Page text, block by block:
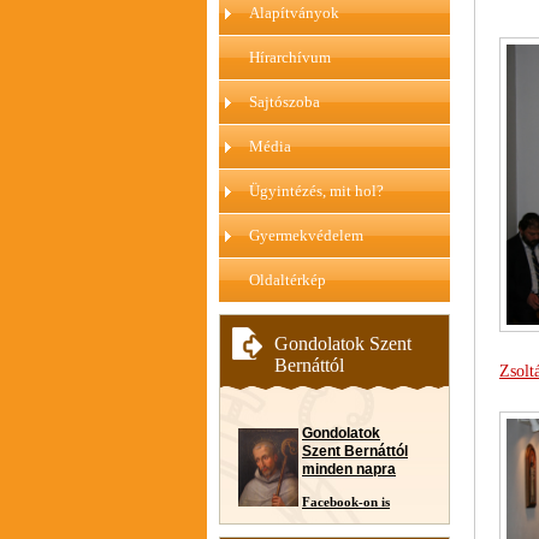
Alapítványok
Hírarchívum
Sajtószoba
Média
Ügyintézés, mit hol?
Gyermekvédelem
Oldaltérkép
Gondolatok Szent
Bernáttól
Gondolatok
Szent Bernáttól
minden napra
Facebook-on is